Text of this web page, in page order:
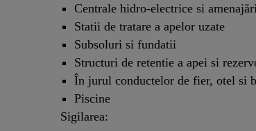
Centrale hidro-electrice si
Statii de tratare a apelor uzate
Subsoluri si fundatii
Structuri de retentie a apei si
În jurul conductelor de fier, otel si
Piscine
Sigilarea: